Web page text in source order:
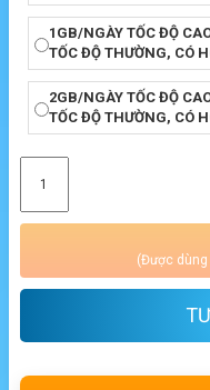
1GB/NGÀY TỐC ĐỘ
TỐC ĐỘ THƯỜNG, CÓ
2GB/NGÀY TỐC ĐỘ
TỐC ĐỘ THƯỜNG, CÓ
(Được